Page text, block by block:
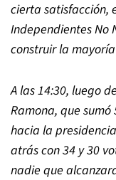
cierta satisfacción,
Independientes No
construir la
A las 14:30, luego
Ramona, que
hacia la
atrás con 34 y 30
nadie que